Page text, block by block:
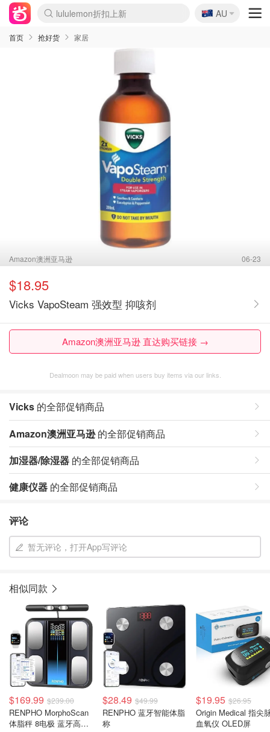
lululemon折扣上新
Sasa美妆护肤3.5折
SSENSE年中3折
FreshBeauty好价汇总
Cettire降价+叠9折
Farfetch折上8折
WWS Coles超市实拍
viagogo二手票捡漏
Myer清仓1折起
The Outnet奢牌1折起
David Jones 3折起
Flannels大牌1折
Perfumes Club护肤1折
AMIRO返校季6.2折
Oweek抽奖送Airpods
Amazon折扣汇总
eToro入金$200送$50
Amazon数码好物
ICONIC本周7.5折
ThedoubleF高奢地板价
Moose Knuckles 6折
丝芙兰5折起
EUFY官网3.7折起
Selenichast首饰2折
Trip机票酒店促销
YSL送5件彩妆礼
Amazon家居好物
BIGBANG巡演开票
David Jones时尚3折
Amazon美妆护肤
雅漾大喷$8
过敏原检测盒$33
伊索独家赠50ml沐浴露
科颜氏清仓3折
SEALIFE海洋馆门票6折
丝塔芙大白罐$16
订阅Newsletter送香薰
Cult Beauty 6.8折
Harrods圣诞日历2.3折
LN-CC奢牌私促3折
d'Alba空姐喷雾$16
EVE LOM套装逆天2折
Bernardelli独家4折
Adore Beauty 6折起
CT圣诞日历
Mytheresa奢品2.7折
Luxury Escapes 9折
Currentbody美容仪9折
卡诗9折+赠4件礼
MOON Garden Live
🇦🇺
AU
首页 抢好货 家居
Amazon澳洲亚马逊 06-23
$18.95
Vicks VapoSteam 强效型 抑咳剂
Amazon澳洲亚马逊 直达购买链接 →
Dealmoon may be paid when users buy items via our links.
Vicks 的全部促销商品
Amazon澳洲亚马逊的全部促销商品
加湿器/除湿器 的全部促销商品
健康仪器 的全部促销商品
评论
暂无评论，打开App写评论
相似同款
$169.99 $239.00
RENPHO MorphoScan
体脂秤 8电极 蓝牙高精
$28.49 $49.99
RENPHO 蓝牙智能体脂
称
$19.95 $26.95
Origin Medical 指尖
血氧仪 OLED屏